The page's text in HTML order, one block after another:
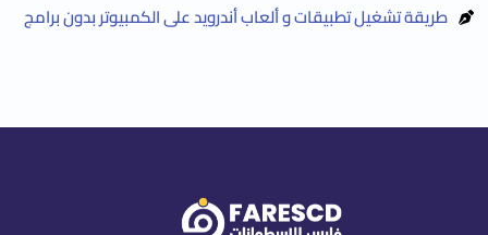
طريقة تشغيل تطبيقات و ألعاب أندرويد على الكمبيوتر بدون برامج